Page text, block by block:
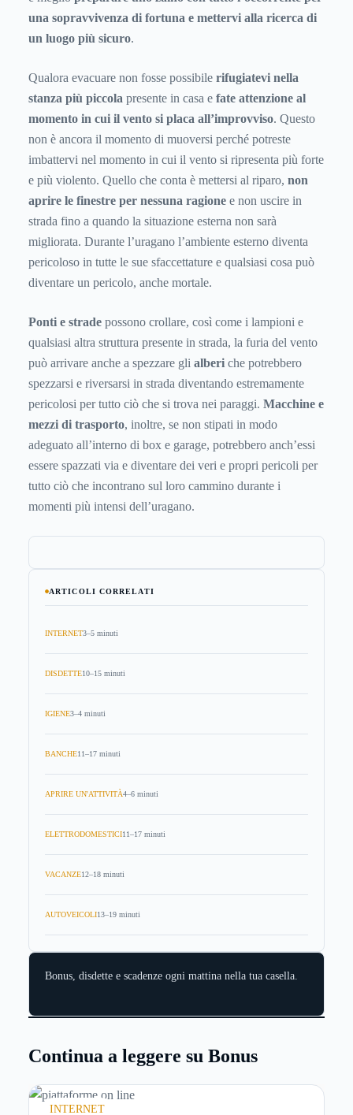
una sopravvivenza di fortuna e mettervi alla ricerca di
un luogo più sicuro.
Qualora evacuare non fosse possibile rifugiatevi nella
stanza più piccola presente in casa e fate attenzione al
momento in cui il vento si placa all’improvviso. Questo
non è ancora il momento di muoversi perché potreste
imbattervi nel momento in cui il vento si ripresenta più forte
e più violento. Quello che conta è mettersi al riparo, non
aprire le finestre per nessuna ragione e non uscire in
strada fino a quando la situazione esterna non sarà
migliorata. Durante l’uragano l’ambiente esterno diventa
pericoloso in tutte le sue sfaccettature e qualsiasi cosa può
diventare un pericolo, anche mortale.
Ponti e strade possono crollare, così come i lampioni e
qualsiasi altra struttura presente in strada, la furia del vento
può arrivare anche a spezzare gli alberi che potrebbero
spezzarsi e riversarsi in strada diventando estremamente
pericolosi per tutto ciò che si trova nei paraggi. Macchine e
mezzi di trasporto, inoltre, se non stipati in modo
adeguato all’interno di box e garage, potrebbero anch’essi
essere spazzati via e diventare dei veri e propri pericoli per
tutto ciò che incontrano sul loro cammino durante i
momenti più intensi dell’uragano.
ARTICOLI CORRELATI
INTERNET3–5 minuti
DISDETTE10–15 minuti
IGIENE3–4 minuti
BANCHE11–17 minuti
APRIRE UN'ATTIVITÀ4–6 minuti
ELETTRODOMESTICI11–17 minuti
VACANZE12–18 minuti
AUTOVEICOLI13–19 minuti
Bonus, disdette e scadenze ogni mattina nella tua casella.
Continua a leggere su Bonus
INTERNET